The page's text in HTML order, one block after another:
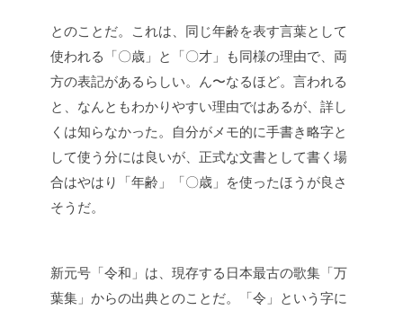
とのことだ。これは、同じ年齢を表す言葉として
使われる「〇歳」と「〇才」も同様の理由で、両
方の表記があるらしい。ん〜なるほど。言われる
と、なんともわかりやすい理由ではあるが、詳し
くは知らなかった。
自分がメモ的に手書き略字と
して使う分には良いが、正式な文書として書く場
合はやはり「年齢」「〇歳」を使ったほうが良さ
そうだ。
新元号「令和」は、現存する日本最古の歌集「万
葉集」からの出典とのことだ。「令」という字に